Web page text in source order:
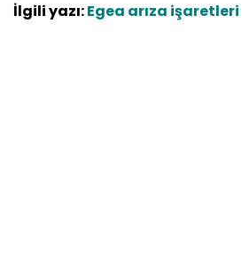
İlgili yazı:Egea arıza işaretleri